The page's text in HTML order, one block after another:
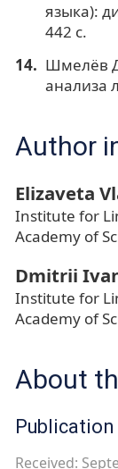
языка):
442 с.
Шмелёв
анализа
Author
Elizaveta
Institute for
Academy of
Dmitrii
Institute for
Academy of
About
Received: